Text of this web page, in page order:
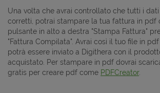
Una volta che avrai controllato che tutti i dati
corretti, potrai stampare la tua fattura in pdf
pulsante in alto a destra "Stampa Fattura"
"Fattura Compilata". Avrai così il tuo file in
potrà essere inviato a Digithera con il
acquistato. Per stampare in pdf dovrai
gratis per creare pdf come PDFCreator.